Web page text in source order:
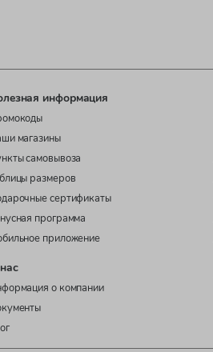
информация
магазины
самовывоза
размеров
сертификаты
программа
приложение
о компании